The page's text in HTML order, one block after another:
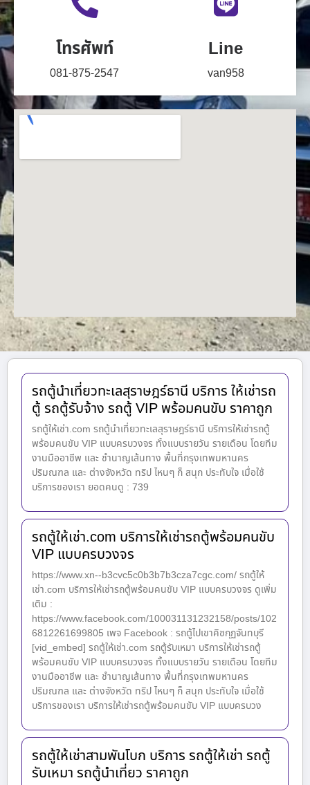
โทรศัพท์
081-875-2547
Line
van958
รถตู้นำเที่ยวทะเลสุราษฎร์ธานี บริการ ให้เช่ารถ
ตู้ รถตู้รับจ้าง รถตู้ VIP พร้อมคนขับ ราคาถูก
รถตู้ให้เช่า.com รถตู้นำเที่ยวทะเลสุราษฎร์ธานี บริการให้เช่ารถตู้
พร้อมคนขับ VIP แบบครบวงจร ทั้งแบบรายวัน รายเดือน โดยทีม
งานมืออาชีพ และ ชำนาญเส้นทาง พื้นที่กรุงเทพมหานคร
ปริมณฑล และ ต่างจังหวัด ทริป ไหนๆ ก็ สนุก ประทับใจ เมื่อใช้
บริการของเรา ยอดคนดู : 739
รถตู้ให้เช่า.com บริการให้เช่ารถตู้พร้อมคนขับ
VIP แบบครบวงจร
https://www.xn--b3cvc5c0b3b7b3cza7cgc.com/ รถตู้ให้
เช่า.com บริการให้เช่ารถตู้พร้อมคนขับ VIP แบบครบวงจร ดูเพิ่ม
เติม :
https://www.facebook.com/100031131232158/posts/102
6812261699805 เพจ Facebook : รถตู้ไปเขาคิชกุฏจันทบุรี
[vid_embed] รถตู้ให้เช่า.com รถตู้รับเหมา บริการให้เช่ารถตู้
พร้อมคนขับ VIP แบบครบวงจร ทั้งแบบรายวัน รายเดือน โดยทีม
งานมืออาชีพ และ ชำนาญเส้นทาง พื้นที่กรุงเทพมหานคร
ปริมณฑล และ ต่างจังหวัด ทริป ไหนๆ ก็ สนุก ประทับใจ เมื่อใช้
บริการของเรา บริการให้เช่ารถตู้พร้อมคนขับ VIP แบบครบวง
รถตู้ให้เช่าสามพันโบก บริการ รถตู้ให้เช่า รถตู้
รับเหมา รถตู้นำเที่ยว ราคาถูก